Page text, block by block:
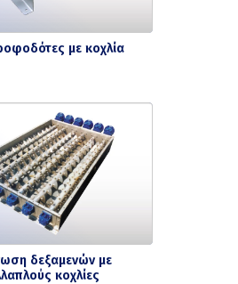
με κοχλία
δεξαμενών με
κοχλίες